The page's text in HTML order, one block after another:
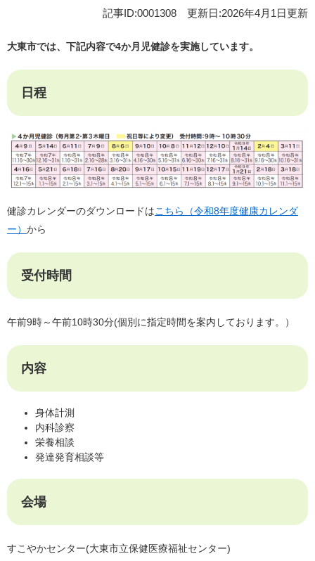
記事ID:0001308 更新日:2026年4月1日更新
大東市では、下記内容で4か月児健診を実施しています。
日程
健診カレンダーのダウンロードはこちら（令和8年度健康カレンダ
ー） から
受付時間
午前9時～午前10時30分(個別に指定時間を案内しております。）
内容
身体計測
内科診察
栄養相談
発達発育相談等
会場
すこやかセンター(大東市立保健医療福祉センター)